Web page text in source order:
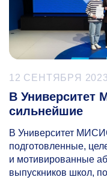
12 СЕНТЯБРЯ
В Университет
сильнейшие
В Университет
подготовленные,
и мотивированные
выпускников школ,